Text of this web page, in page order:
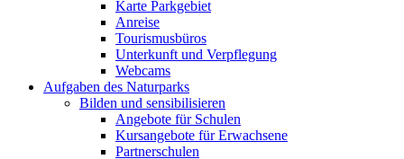
Karte Parkgebiet
Anreise
Tourismusbüros
Unterkunft und Verpflegung
Webcams
Aufgaben des Naturparks
Bilden und sensibilisieren
Angebote für Schulen
Kursangebote für Erwachsene
Partnerschulen